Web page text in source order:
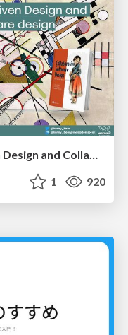
Introduction to Domain-Driven Design and Collaborative software design
1 920